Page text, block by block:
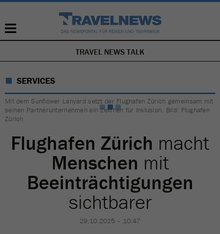
NAVIGATION
ÜBERSPRINGEN
TRAVEL NEWS TALK
SERVICES
Mit dem Sunflower Lanyard setzt der Flughafen Zürich gemeinsam mit
seinen Partnerunternehmen ein Zeichen für Inklusion. Bild: Flughafen
Zürich
Flughafen Zürich macht
Menschen mit
Beeinträchtigungen
sichtbarer
29.10.2025 – 10:47